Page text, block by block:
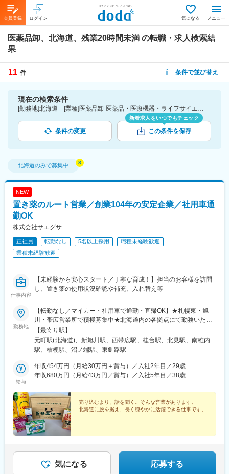
会員登録 ログイン 気になる メニュー
医薬品卸、北海道、残業20時間未満 の転職・求人検索結
果
11 件 条件で並び替え
現在の検索条件
[勤務地]北海道 [業種]医薬品卸-医薬品・医療機器・ライフサイエンス・医療系サービス [詳細条件](休日・働き方)残業20時間未満
条件の変更
新着求人をいつでもチェック
この条件を保存
北海道のみで募集中
NEW
置き薬のルート営業／創業104年の安定企業／社用車通
勤OK
株式会社サエグサ
正社員 転勤なし 5名以上採用
職種未経験歓迎
業種未経験歓迎
仕事内容
【未経験から安心スタート／丁寧な育成！】担当のお客様を訪問
し、置き薬の使用状況確認や補充、入れ替え等
勤務地
【転勤なし／マイカー・社用車で通勤・直帰OK】★札幌東・旭
川・帯広営業所で積極募集中★北海道内の各拠点にて勤務いただ
きます。★希望を考慮の上、配属先を決定します。＜採用強化
中！＞■札幌東営業所：札幌市東区伏古11条4丁目8■旭川営業所：
旭川市末広東2条4丁目8-12■帯広営業所：帯広市西24条南3丁目
丁目2■北見営業所：北見市高栄東町2丁目10-17■稚内営業所：稚
内市こまどり5丁目4-10■函館営業所：函館市西桔梗町589-203■苫
愛国東1丁目8-2受動喫煙対策：分煙（屋内禁煙）
【最寄り駅】
元町駅(北海道)、新旭川駅、西帯広駅、桂台駅、北見駅、南稚内
駅、桔梗駅、沼ノ端駅、東釧路駅
給与
年収454万円（月給30万円＋賞与）／入社2年目／29歳
年収680万円（月給43万円／賞与）／入社5年目／38歳
売り込むより、話を聞く。そんな営業があります。
北海道に腰を据え、長く穏やかに活躍できる仕事です。
気になる 応募する